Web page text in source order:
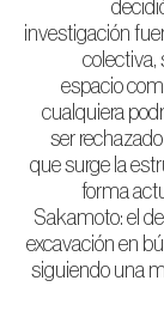
investigación
colectiva,
espacio
cualquiera
ser
que surge la
forma
Sakamoto: el
excavación en
siguiendo una